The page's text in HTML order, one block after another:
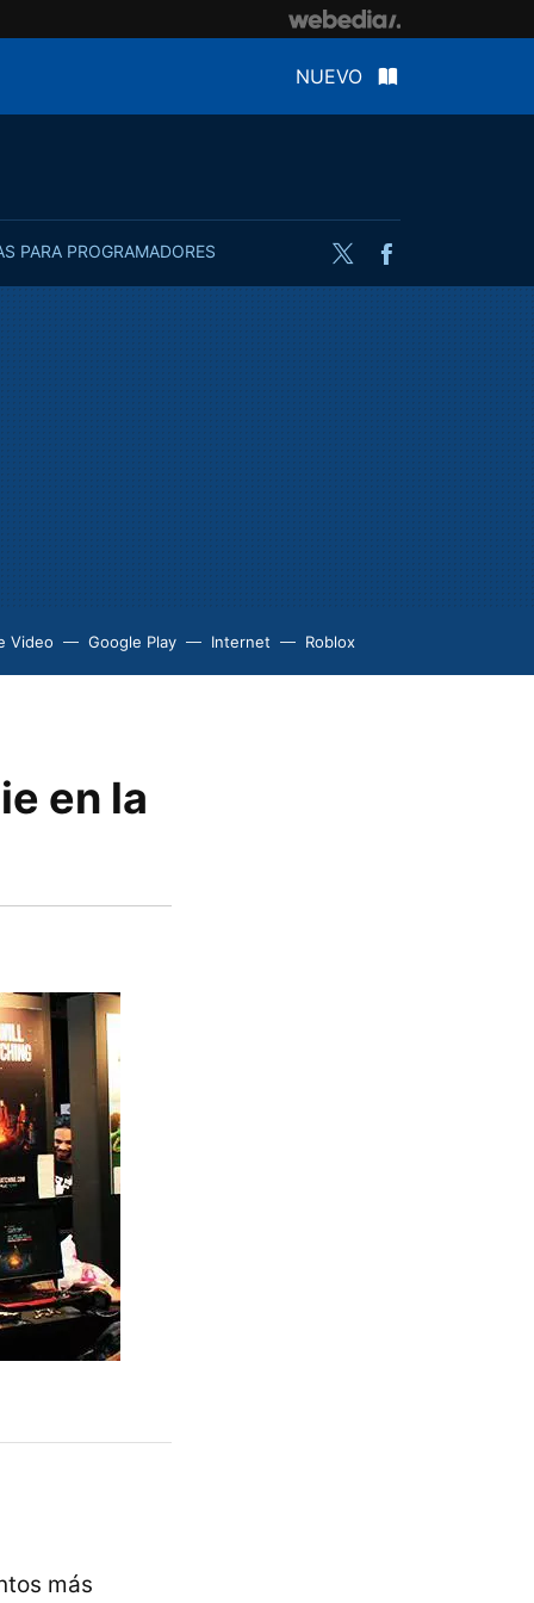
NUEVO
PARA PROGRAMADORES Twitter
Video Google Play Internet Roblox
en la
más